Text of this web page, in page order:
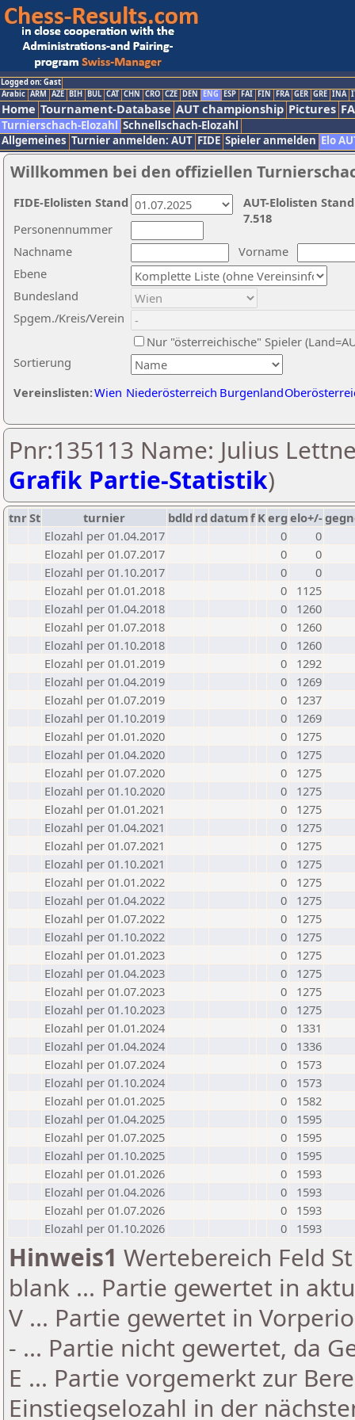
Logged on: Gast
Arabic ARM AZE BIH BUL CAT CHN CRO CZE DEN ENG ESP FAI FIN FRA GER GRE INA
Home Tournament-Database AUT championship Pictures
Turnierschach-Elozahl Schnellschach-Elozahl
Allgemeines Turnier anmelden: AUT FIDE Spieler anmelden Elo
Willkommen bei den offiziellen
Nachname
Vorname
Ebene
Sortierung
Personennummer
Bundesland
Spgem./Kreis/Verein
Nur "österreichische" Spieler
Vereinslisten:Wien Niederösterreich Burgenland
AUT-Elolisten
7.518
FIDE-Elolisten Stand
Pnr:135113 Name: Julius
Grafik Partie-Statistik)
tnrSt turnier bdld rd datumf Kerg elo+/-
Elozahl per 01.04.2017
0
0
Elozahl per 01.07.2017
0
0
Elozahl per 01.10.2017
0
0
Elozahl per 01.01.2018
0
1125
Elozahl per 01.04.2018
0
1260
Elozahl per 01.07.2018
0
1260
Elozahl per 01.10.2018
0
1260
Elozahl per 01.01.2019
0
1292
Elozahl per 01.04.2019
0
1269
Elozahl per 01.07.2019
0
1237
Elozahl per 01.10.2019
0
1269
Elozahl per 01.01.2020
0
1275
Elozahl per 01.04.2020
0
1275
Elozahl per 01.07.2020
0
1275
Elozahl per 01.10.2020
0
1275
Elozahl per 01.01.2021
0
1275
Elozahl per 01.04.2021
0
1275
Elozahl per 01.07.2021
0
1275
Elozahl per 01.10.2021
0
1275
Elozahl per 01.01.2022
0
1275
Elozahl per 01.04.2022
0
1275
Elozahl per 01.07.2022
0
1275
Elozahl per 01.10.2022
0
1275
Elozahl per 01.01.2023
0
1275
Elozahl per 01.04.2023
0
1275
Elozahl per 01.07.2023
0
1275
Elozahl per 01.10.2023
0
1275
Elozahl per 01.01.2024
0
1331
Elozahl per 01.04.2024
0
1336
Elozahl per 01.07.2024
0
1573
Elozahl per 01.10.2024
0
1573
Elozahl per 01.01.2025
0
1582
Elozahl per 01.04.2025
0
1595
Elozahl per 01.07.2025
0
1595
Elozahl per 01.10.2025
0
1595
Elozahl per 01.01.2026
0
1593
Elozahl per 01.04.2026
0
1593
Elozahl per 01.07.2026
0
1593
Elozahl per 01.10.2026
0 1593
Hinweis1 Wertebereich Feld
blank ... Partie gewertet in
V ... Partie gewertet in
- ... Partie nicht gewertet, da
E ... Partie vorgemerkt zur
Einstiegselozahl in der